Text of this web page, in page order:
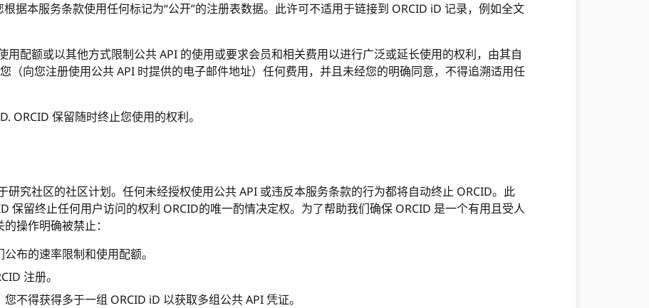
据本服务条款使用任何标记为“公开”的注册表数据。此许可不适用于链接到 ORCID iD 记录，例如全文
用配额或以其他方式限制公共 API 的使用或要求会员和相关费用以进行广泛或延长使用的权利，由其自
（向您注册使用公共 API 时提供的电子邮件地址）任何费用，并且未经您的明确同意，不得追溯适用任
ORCID 保留随时终止您使用的权利。
研究社区的社区计划。任何未经授权使用公共 API 或违反本服务条款的行为都将自动终止 ORCID。此
保留终止任何用户访问的权利 ORCID的唯一酌情决定权。为了帮助我们确保 ORCID 是一个有用且受人
操作明确被禁止：
布的速率限制和使用配额。
注册。
不得获得多于一组 ORCID iD 以获取多组公共 API 凭证。